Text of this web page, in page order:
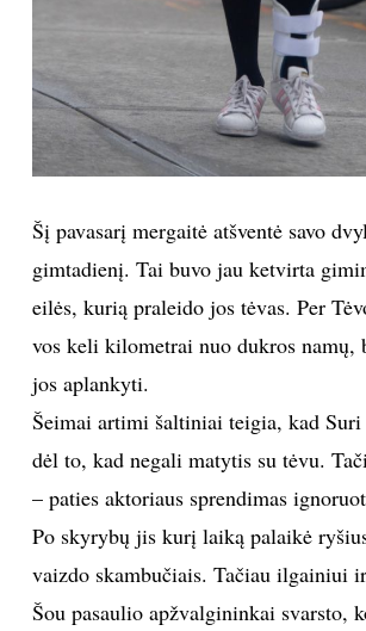
INTERJERAS
NAMAI
VIRTUVĖ
RECEPTAI
VAIKAI
NELAIMĖS
KONTAKTAI
PRIVATUMO POLITIKA
Šį pavasarį mergaitė atšventė savo
gimtadienį. Tai buvo jau ketvirta
eilės, kurią praleido jos tėvas. Per
vos keli kilometrai nuo dukros namų,
jos aplankyti.
Šeimai artimi šaltiniai teigia, kad Suri
dėl to, kad negali matytis su tėvu.
– paties aktoriaus sprendimas
Po skyrybų jis kurį laiką palaikė
vaizdo skambučiais. Tačiau ilgainiui
Šou pasaulio apžvalgininkai svarsto,